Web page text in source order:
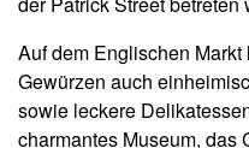
Auf dem Englischen
Gewürzen auch
sowie leckere
charmantes Museum, das